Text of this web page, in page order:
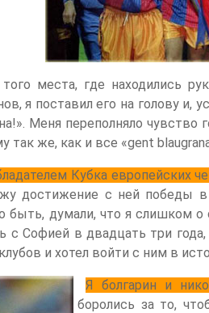
места, где находились
я поставил его на голову и,
Меня переполняло
так же, как и все «gent
Кубка европейских
достижение с ней победы в
быть, думали, что я слишком
с Софией в двадцать три
и хотел войти с ним в
Я болгарин и
боролись за то,